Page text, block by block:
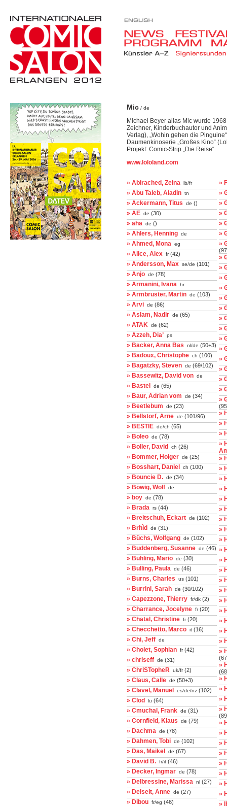
Mic / de
Michael Beyer alias Mic wurde
Zeichner, Kinderbuchautor und
Verlag), „Wohin gehen die
Daumenkinoserie „Großes Kino“
Projekt: Comic-Strip „Die Reise“.
www.lololand.com
» Abirached, Zeina lb/fr
» Abu Taleb, Aladin tn
» Ackermann, Titus de ()
» AE de (30)
» aha de ()
» Ahlers, Henning de
» Ahmed, Mona eg
» Alice, Alex fr(42)
» Andersson, Max se/de (101)
» Anjo de (78)
» Armanini, Ivana hr
» Armbruster, Martin de (103)
» Arvi de (86)
» Aslam, Nadir de (65)
» ATAK de (62)
» Azzeh, Dia’ ps
» Backer, Anna Bas nl/de (50+3)
» Badoux, Christophe ch (100)
» Bagatzky, Steven de (69/102)
» Bassewitz, David von de
» Bastel de (65)
» Baur, Adrian vom de (34)
» Beetlebum de (23)
» Bellstorf, Arne de (101/96)
» BESTIE de/ch (65)
» Boleo de (78)
» Boller, David ch (26)
» Bommer, Holger de (25)
» Bosshart, Daniel ch (100)
» Bouncie D. de (34)
» Böwig, Wolf de
» boy de (78)
» Brada rs (44)
» Breitschuh, Eckart de (102)
» Brhìd de (31)
» Büchs, Wolfgang de (102)
» Buddenberg, Susanne de (46)
» Bühling, Mario de (30)
» Bulling, Paula de (46)
» Burns, Charles us (101)
» Burrini, Sarah de (30/102)
» Capezzone, Thierry fr/dk (2)
» Charrance, Jocelyne fr(20)
» Chatal, Christine fr(20)
» Checchetto, Marco it (16)
» Chi, Jeff de
» Cholet, Sophian fr(42)
» chriseff de (31)
» ChriSTopheR uk/fr(2)
» Claus, Calle de (50+3)
» Clavel, Manuel es/de/nz (102)
» Clod lu (64)
» Cmuchal, Frank de (31)
» Cornfield, Klaus de (79)
» Dachma de (78)
» Dahmen, Tobi de (102)
» Das, Maikel de (67)
» David B. fr/it (46)
» Decker, Ingmar de (78)
» Delbressine, Marissa nl (27)
» Delseit, Anne de (27)
» Dibou fr/eg (46)
»
»
»
»
»
»
»
»
»
»
»
»
»
»
»
»
»
»
»
»
»
»
»
»
»
»
»
»
»
»
»
»
»
»
»
»
»
»
»
»
»
»
»
»
»
»
»
»
»
»
»
»
»
»
»
»
»
»
»
»